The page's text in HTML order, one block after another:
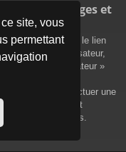
site, vous
permettant
messages et
en cliquant sur le lien
contrôle de l’utilisateur,
de l’utilisateur »
sur le menu
forum. Pour effectuer une
avancée et
sont disponibles.